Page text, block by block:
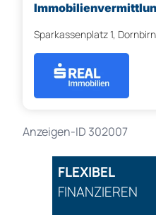
Sparkassenplatz 1, Dornbirn
Anzeigen-ID 302007
FLEXIBEL
FINANZIEREN